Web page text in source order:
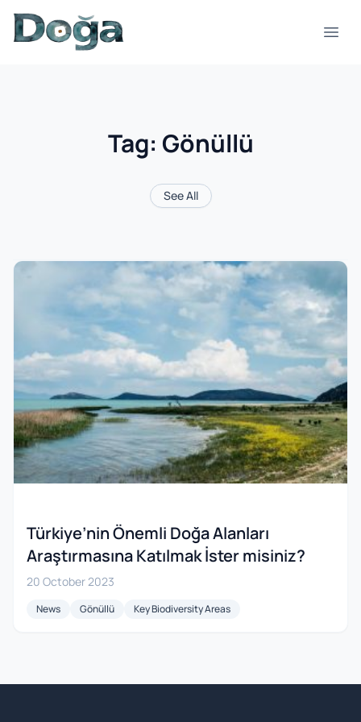
Skip to content
Tag: Gönüllü
See All
Türkiye’nin Önemli Doğa Alanları
Araştırmasına Katılmak İster misiniz?
20 October 2023
News Gönüllü Key Biodiversity Areas